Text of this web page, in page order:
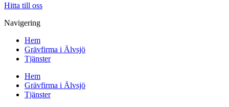
Hitta till oss
Navigering
Hem
Grävfirma i Älvsjö
Tjänster
Hem
Grävfirma i Älvsjö
Tjänster